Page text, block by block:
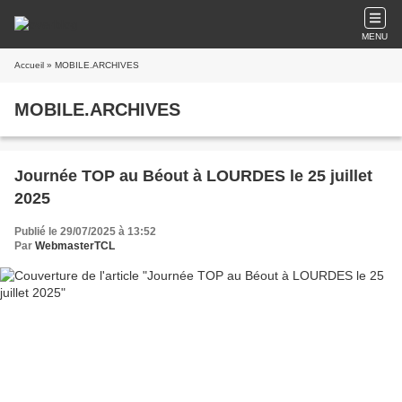
MENU
Accueil » MOBILE.ARCHIVES
MOBILE.ARCHIVES
Journée TOP au Béout à LOURDES le 25 juillet
2025
Publié le 29/07/2025 à 13:52
Par WebmasterTCL